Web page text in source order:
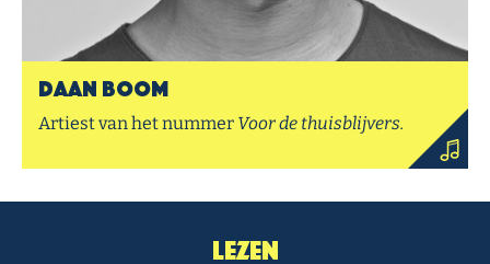
Daan Boom
Artiest van het nummer Voor de thuisblijvers.
Lezen